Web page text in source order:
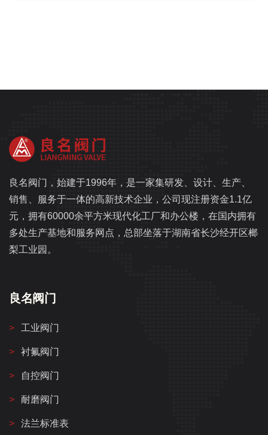
良名阀门，始建于1996年，是一家集研发、设计、生产、
销售、服务于一体的高新技术企业，公司现注册资金1.1亿
元，拥有60000余平方米现代化工厂和办公楼，在国内拥有
多处生产基地和服务网点，总部坐落于湖南省长沙经开区榔
梨工业园。
良名阀门
工业阀门
衬氟阀门
自控阀门
耐磨阀门
法兰标准表